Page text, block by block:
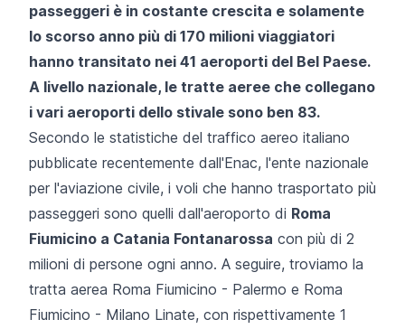
passeggeri è in costante crescita e solamente
lo scorso anno più di 170 milioni viaggiatori
hanno transitato nei 41 aeroporti del Bel Paese.
A livello nazionale, le tratte aeree che collegano
i vari aeroporti dello stivale sono ben 83.
Secondo le statistiche del traffico aereo italiano
pubblicate recentemente dall'Enac, l'ente nazionale
per l'aviazione civile, i voli che hanno trasportato più
passeggeri sono quelli dall'aeroporto di Roma
Fiumicino a Catania Fontanarossa con più di 2
milioni di persone ogni anno. A seguire, troviamo la
tratta aerea Roma Fiumicino - Palermo e Roma
Fiumicino - Milano Linate, con rispettivamente 1